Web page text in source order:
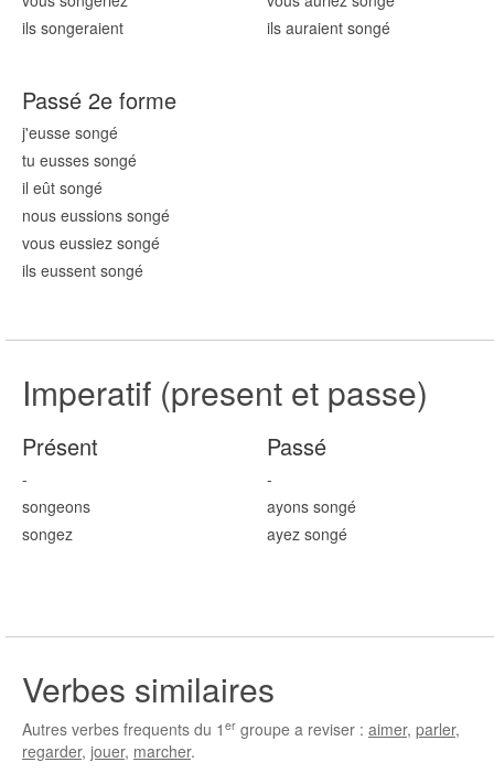
ils songeraient
ils auraient songé
Passé 2e forme
j'eusse songé
tu eusses songé
il eût songé
nous eussions songé
vous eussiez songé
ils eussent songé
Imperatif (present et passe)
Présent
-
songeons
songez
Passé
-
ayons songé
ayez songé
Verbes similaires
Autres verbes frequents du 1 er groupe a reviser : aimer, parler,
regarder, jouer, marcher.